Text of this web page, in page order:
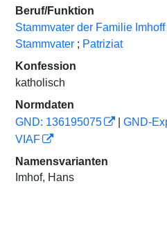
Beruf/Funktion
Stammvater der Familie Imhoff
Stammvater ; Patriziat
Konfession
katholisch
Normdaten
GND: 136195075
GND-
VIAF
Namensvarianten
Imhof, Hans